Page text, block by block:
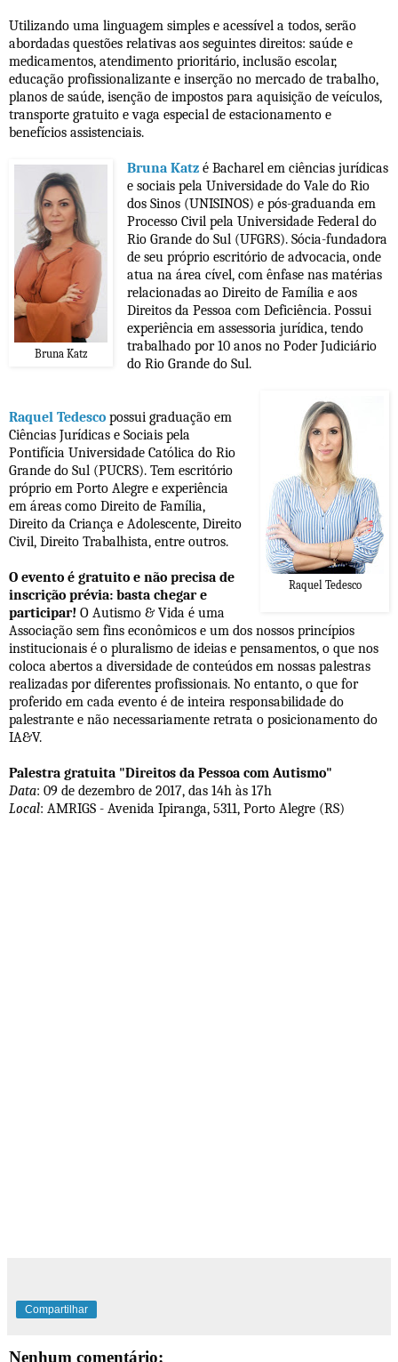
Utilizando uma linguagem simples e acessível a todos, serão
abordadas questões relativas aos seguintes direitos: saúde e
medicamentos, atendimento prioritário, inclusão escolar,
educação profissionalizante e inserção no mercado de trabalho,
planos de saúde, isenção de impostos para aquisição de veículos,
transporte gratuito e vaga especial de estacionamento e
benefícios assistenciais.
Bruna Katz
Bruna Katzé Bacharel em ciências jurídicas
e sociais pela Universidade do Vale do Rio
dos Sinos (UNISINOS) e pós-graduanda em
Processo Civil pela Universidade Federal do
Rio Grande do Sul (UFGRS). Sócia-fundadora
de seu próprio escritório de advocacia, onde
atua na área cível, com ênfase nas matérias
relacionadas ao Direito de Família e aos
Direitos da Pessoa com Deficiência. Possui
experiência em assessoria jurídica, tendo
trabalhado por 10 anos no Poder Judiciário
do Rio Grande do Sul.
Raquel Tedesco
Raquel Tedesco possui graduação em
Ciências Jurídicas e Sociais pela
Pontifícia Universidade Católica do Rio
Grande do Sul (PUCRS). Tem escritório
próprio em Porto Alegre e experiência
em áreas como Direito de Família,
Direito da Criança e Adolescente, Direito
Civil, Direito Trabalhista, entre outros.
O evento é gratuito e não precisa de
inscrição prévia: basta chegar e
participar! O Autismo & Vida é uma
Associação sem fins econômicos e um dos nossos princípios
institucionais é o pluralismo de ideias e pensamentos, o que nos
coloca abertos a diversidade de conteúdos em nossas palestras
realizadas por diferentes profissionais. No entanto, o que for
proferido em cada evento é de inteira responsabilidade do
palestrante e não necessariamente retrata o posicionamento do
IA&V.
Palestra gratuita "Direitos da Pessoa com Autismo"
Data: 09 de dezembro de 2017, das 14h às 17h
Local: AMRIGS - Avenida Ipiranga, 5311, Porto Alegre (RS)
Compartilhar
Nenhum comentário: